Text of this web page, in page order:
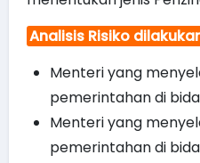
Analisis Risiko
Menteri yang
pemerintahan di
Menteri yang
pemerintahan di